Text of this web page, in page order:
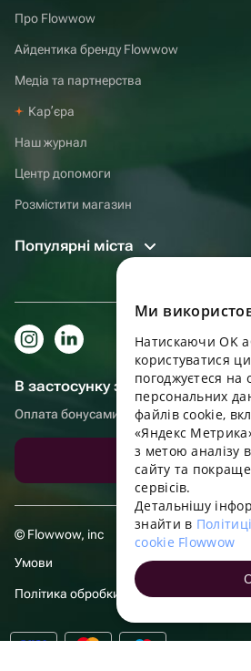
Про Flowwow
Айдентика бренду Flowwow
Медіа та партнерства
Карʼєра
Наш журнал
Центр допомоги
Розмістити магазин
Популярні міста
В застосунку зручніше!
Оплата бонусами, самовивіз, зручний
Завантажити
© Flowwow, inc
Умови
Політика обробки даних
Ми
Натискаючи OK
користуватися
погоджуєтеся на
персональних
файлів cookie,
«Яндекс
з метою аналізу
сайту та
сервісів.
Детальнішу
знайти в
cookie Flowwow